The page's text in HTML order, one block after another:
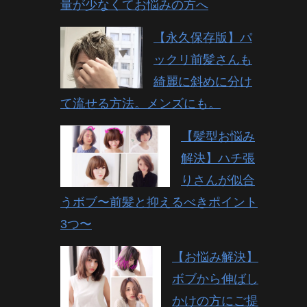
量が少なくてお悩みの方へ
【永久保存版】パ
ックリ前髪さんも
綺麗に斜めに分け
て流せる方法。メンズにも。
【髪型お悩み
解決】ハチ張
りさんが似合
うボブ〜前髪と抑えるべきポイント
3つ〜
【お悩み解決】
ボブから伸ばし
かけの方にご提